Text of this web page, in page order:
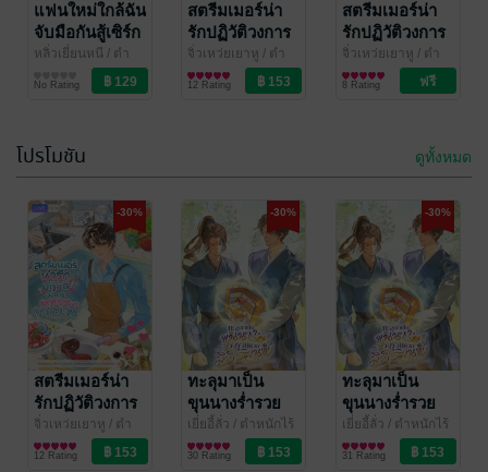
อาอวี่/ ตำหนักไร้ต์
รัก : ห้องเซียงหลี
นิยายแฟนตาซี
9 Rating
อาอวี่/ ตำหนักไร้ต์
รัก : ห้องเซียงหลี
นิยายแฟนตาซี
14 Rating
แฟนใหม่ใกล้ฉัน
จับมือกันสู้เซิร์ก
เล่ม 12
หลิ่วเยี่ยนหนี / ตำ
หนักไร้ต์รัก : ห้อง
หลานเหมย
นิยายวาย Boy
Love / Yaoi
No Rating
สตรีมเมอร์น่า
รักปฏิวัติวงการ
อาหารกาแลกซี
เล่ม 2
จิ่วเหว่ยเยาหู / ตำ
หนักไร้ต์รัก : ห้อง
หลานเหมย
นิยายวาย Boy
Love / Yaoi
12 Rating
สตรีมเมอร์น่า
รักปฏิวัติวงการ
อาหารกาแลกซี
เล่ม 1
จิ่วเหว่ยเยาหู / ตำ
หนักไร้ต์รัก : ห้อง
หลานเหมย
นิยายวาย Boy
Love / Yaoi
8 Rating
ออกเมืองมา
ปลูกผัก ดันมีรัก
มาทักทาย เล่ม
14
เฟิงหย่า/ ตำหนักไร้
ต์รัก : ห้องหลานเหม
ย
นิยายวาย Boy
Love / Yaoi
1 Rating
ทะลุมาเป็น
ขุนนางร่ำรวย
ด้วยมิติร้านชำ
เล่ม 6 (จบ)
เยี่ยอี้ลั่ว/ ตำหนักไร้
ต์รัก : ห้องหลานเหม
ย
นิยายวาย Boy
Love / Yaoi
19 Rating
โปรโมชัน ดูทั้งหมด
-30%
สตรีมเมอร์น่า
รักปฏิวัติวงการ
อาหารกาแลกซี
เล่ม 2
จิ่วเหว่ยเยาหู / ตำ
หนักไร้ต์รัก : ห้อง
หลานเหมย
นิยายวาย Boy
Love / Yaoi
12 Rating
-30%
ทะลุมาเป็น
ขุนนางร่ำรวย
ด้วยมิติร้านชำ
เล่ม 4
เยี่ยอี้ลั่ว / ตำหนักไร้
ต์รัก : ห้องหลานเหม
ย
นิยายวาย Boy
Love / Yaoi
30 Rating
-30%
ทะลุมาเป็น
ขุนนางร่ำรวย
ด้วยมิติร้านชำ
เล่ม 3
เยี่ยอี้ลั่ว / ตำหนักไร้
ต์รัก : ห้องหลานเหม
ย
นิยายวาย Boy
Love / Yaoi
31 Rating